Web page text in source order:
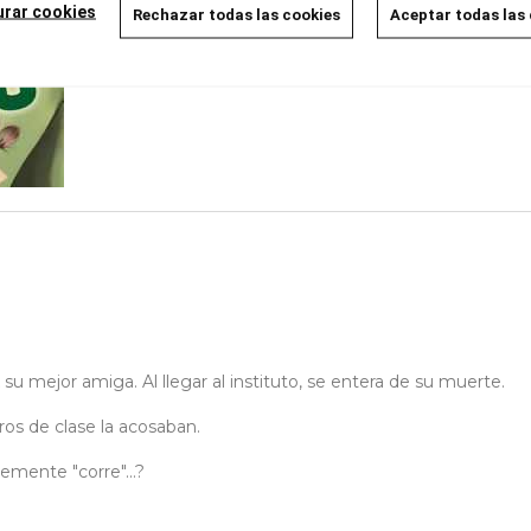
mejor amiga. Al llegar al instituto, se entera de su muerte.
de clase la acosaban.
"corre"...?
cookies Rechazar todas las cookies Aceptar todas las